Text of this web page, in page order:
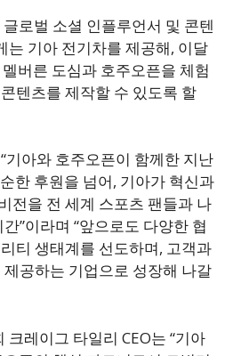
로벌 소셜 인플루언서 및 콘텐
는 기아 전기차를 제공해, 이달
버른 도심과 호주오픈을 체험
텐츠를 제작할 수 있도록 할
기아와 호주오픈이 함께한 지난
한 후원을 넘어, 기아가 혁신과
전을 전 세계 스포츠 팬들과 나
”이라며 “앞으로도 다양한 협
티 생태계를 선도하며, 고객과
공하는 기업으로 성장해 나갈
레이그 타일리 CEO는 “기아